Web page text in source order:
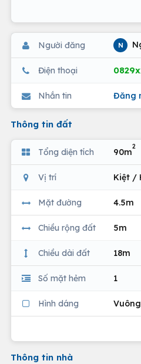
Người đăng N
Điện thoại
Nhắn tin Đăng
Thông tin đất
Tổng diện tích 90m
2
Vị trí Kiệt /
Mặt đường 4.5m
Chiều rộng đất 5m
Chiều dài đất 18m
Số mặt hẻm 1
Hình dáng
Thông tin nhà